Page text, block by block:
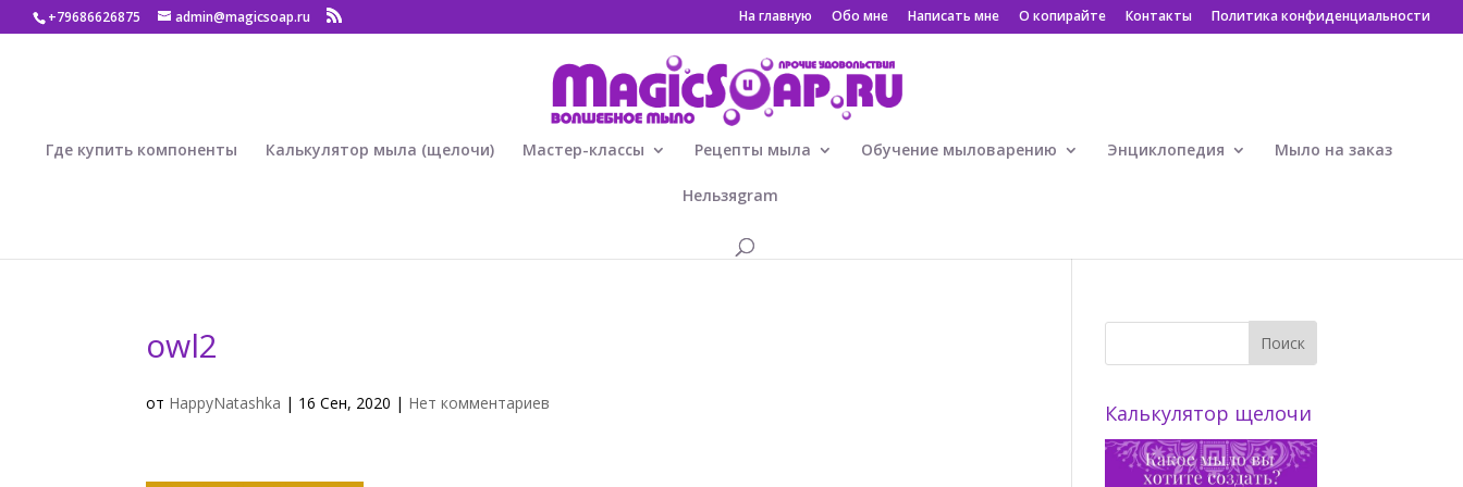
+79686626875 admin@magicsoap.ru На главную Обо мне Написать мне О копирайте Контакты Политика конфиденциальности
Где купить компоненты Калькулятор мыла (щелочи) Мастер-классы Рецепты мыла Обучение мыловарению Энциклопедия Мыло на заказ
Нельзяgram
owl2
от HappyNatashka | 16 Сен, 2020 | Нет комментариев Калькулятор щелочи